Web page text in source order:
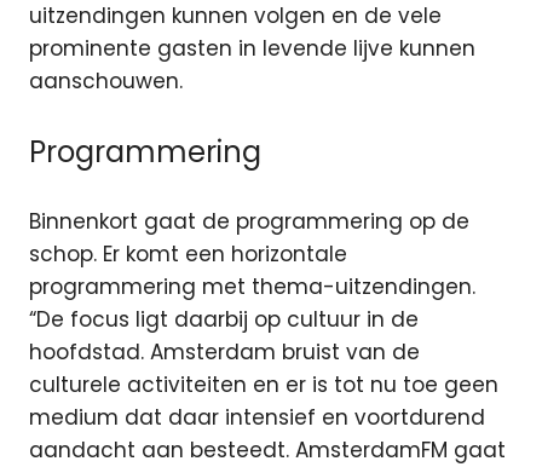
uitzendingen kunnen volgen en de vele
prominente gasten in levende lijve kunnen
aanschouwen.
Programmering
Binnenkort gaat de programmering op de
schop. Er komt een horizontale
programmering met thema-uitzendingen.
“De focus ligt daarbij op cultuur in de
hoofdstad. Amsterdam bruist van de
culturele activiteiten en er is tot nu toe geen
medium dat daar intensief en voortdurend
aandacht aan besteedt. AmsterdamFM gaat